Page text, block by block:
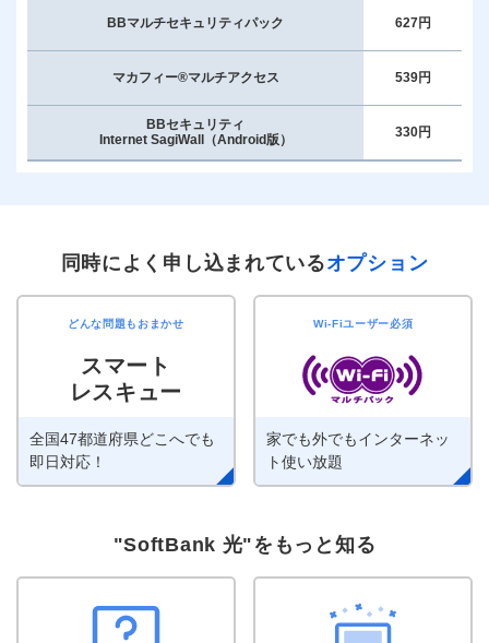
BBマルチセキュリティパック 627円
マカフィー®マルチアクセス 539円
BBセキュリティ
Internet SagiWall（Android版）
330円
同時によく申し込まれているオプション
どんな問題もおまかせ
スマート
レスキュー
全国47都道府県どこへでも
即日対応！
Wi-Fiユーザー必須
家でも外でもインターネッ
ト使い放題
"SoftBank 光"をもっと知る